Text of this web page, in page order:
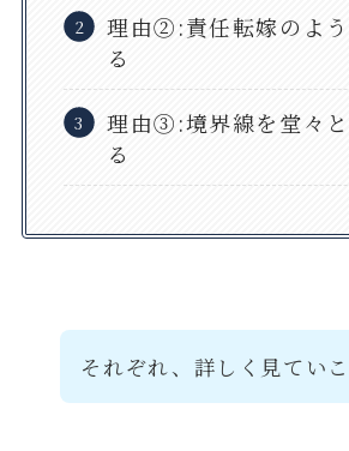
理由②:責任転嫁のよ
る
理由③:境界線を堂々
る
それぞれ、詳しく見ていこ